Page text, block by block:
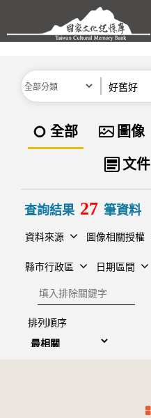
跳到主要內容區塊
分類
全部 圖像
文件
查詢結果 27 筆資料
資料來源 圖像相關授權
縣市行政區 日期區間
排除關鍵字
排列順序